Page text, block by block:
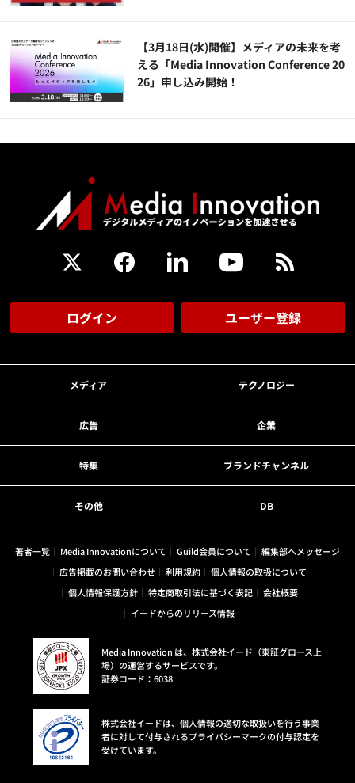
【3月18日(水)開催】メディアの未来を考
える「Media Innovation Conference 20
26」申し込み開始！
ログイン ユーザー登録
メディア テクノロジー
広告 企業
特集 ブランドチャンネル
その他 DB
著者一覧 Media Innovationについて Guild会員について
編集部へメッセージ
広告掲載のお問い合わせ
利用規約
個人情報の取扱について
個人情報保護方針
特定商取引法に基づく表記
会社概要
イードからのリリース情報
Media Innovation は、株式会社イード（東証グロース上
場）の運営するサービスです。
証券コード：6038
株式会社イードは、個人情報の適切な取扱いを行う事業
者に対して付与されるプライバシーマークの付与認定を
受けています。